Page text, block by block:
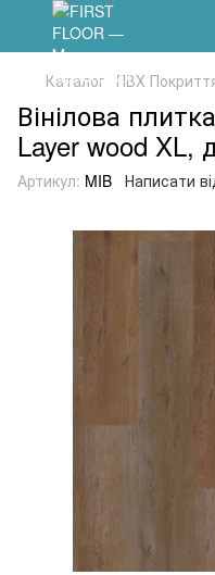
Каталог ПВХ
Вінілова
Layer wood XL,
Артикул: MIB Написати